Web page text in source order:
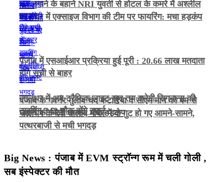
भूत भगाने के बहाने NRI युवती से होटल के कमरे में अश्लील
हरकत
जालंधर में एक्साइज विभाग की टीम पर फायरिंग: मचा हड़कंप
पंजाब में एसआईआर प्रक्रिया हुई पूरी : 20.66 लाख मतदाता
होंगे सूची से बाहर
पंजाब के गवर्नर गुलाब चंद कटारिया व सीएम मान को बम से
उड़ाने की मिली धमकी, मचा हड़कंप
जालंधर में अब ट्रैफिक लाइट खुद तय करेगी सिगनल्स की
टाइमिंग , 42 चौक होंगे स्मार्ट
जालंधर के देवी तालाब मंदिर में दो गुट हो गए आमने-सामने,
पत्थरबाजी से मची भगदड़
Big News : पंजाब में EVM स्ट्रॉन्ग रूम में चली गोली ,
सब इंस्पेक्टर की मौत